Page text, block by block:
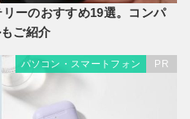
リーのおすすめ19選。コンパ
ご紹介
パソコン・スマートフォン PR